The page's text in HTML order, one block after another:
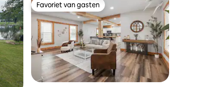
Favoriet van gasten
Favoriet van gasten